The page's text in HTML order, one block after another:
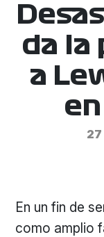
da la
a
En un fin de
como amplio